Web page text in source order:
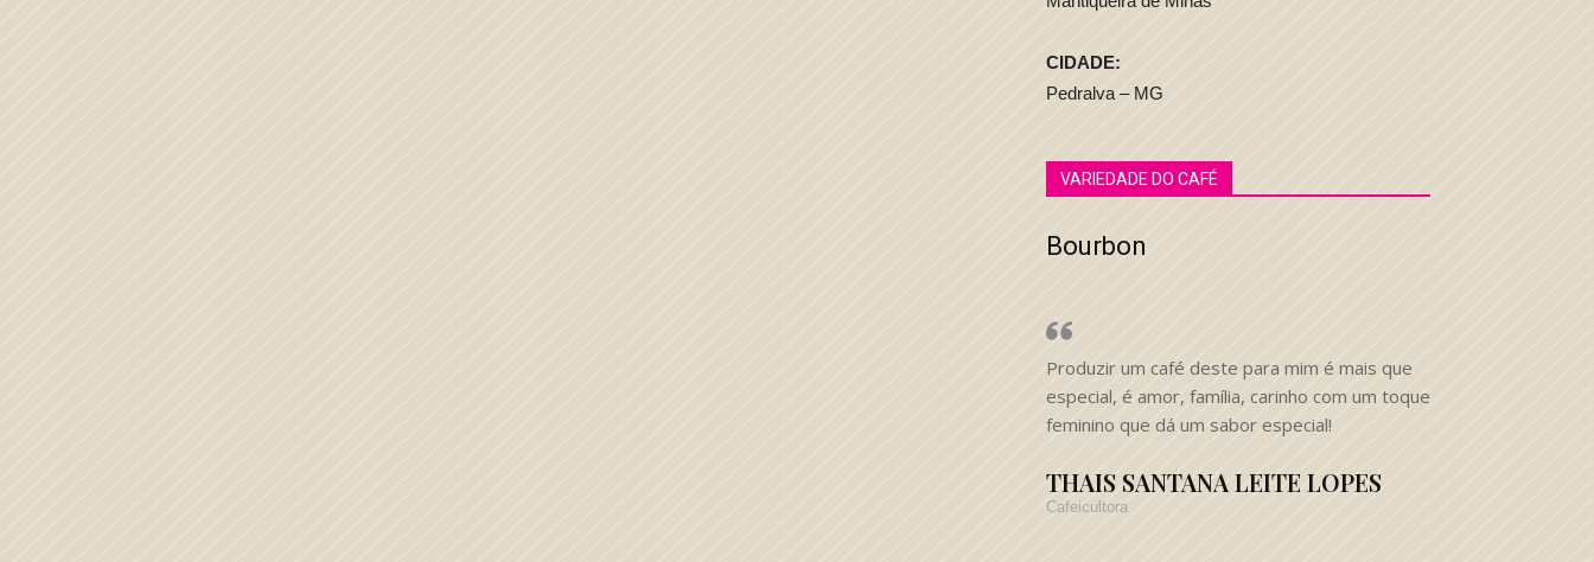
CIDADE:
Pedralva – MG
VARIEDADE DO CAFÉ
Bourbon
Produzir um café deste para mim é mais que
especial, é amor, família, carinho com um toque
feminino que dá um sabor especial!
THAIS SANTANA LEITE LOPES
Cafeicultora